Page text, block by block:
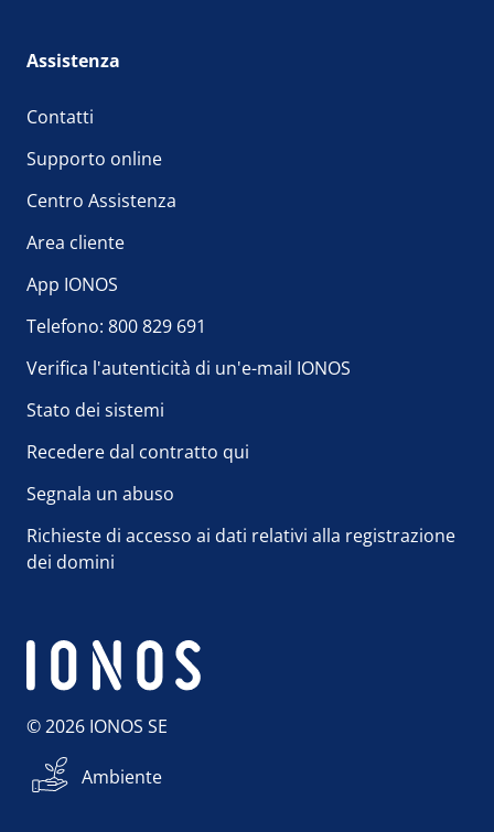
Assistenza
Contatti
Supporto online
Centro Assistenza
Area cliente
App IONOS
Telefono: 800 829 691
Verifica l'autenticità di un'e-mail IONOS
Stato dei sistemi
Recedere dal contratto qui
Segnala un abuso
Richieste di accesso ai dati relativi alla registrazione
dei domini
© 2026 IONOS SE
Ambiente